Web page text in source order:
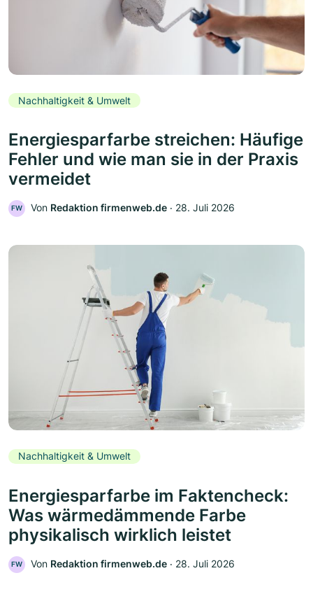
Nachhaltigkeit & Umwelt
Energiesparfarbe streichen: Häufige
Fehler und wie man sie in der Praxis
vermeidet
FW Von Redaktion firmenweb.de ‧ 28. Juli 2026
Nachhaltigkeit & Umwelt
Energiesparfarbe im Faktencheck:
Was wärmedämmende Farbe
physikalisch wirklich leistet
FW Von Redaktion firmenweb.de ‧ 28. Juli 2026